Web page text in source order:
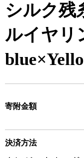
シルク残
ルイヤリ
寄附金額
決済方法